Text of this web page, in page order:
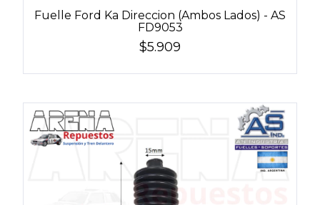
Fuelle Ford Ka Direccion (Ambos Lados) - AS
FD9053
$5.909